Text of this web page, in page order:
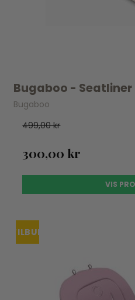
Bugaboo - Seatliner
Bugaboo
499,00 kr
300,00 kr
VIS
TILBUDUDSOLGT